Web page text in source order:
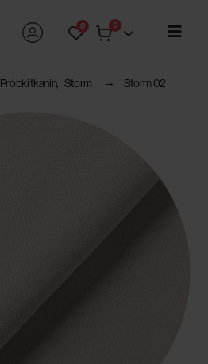
0 0
Próbki tkanin, Storm Storm 02